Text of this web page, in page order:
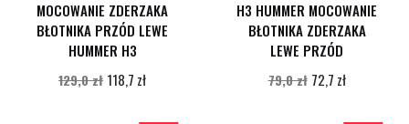
MOCOWANIE ZDERZAKA
BŁOTNIKA PRZÓD LEWE
HUMMER H3
129,0 zł 118,7 zł
H3 HUMMER MOCOWANIE
BŁOTNIKA ZDERZAKA
LEWE PRZÓD
79,0 zł 72,7 zł